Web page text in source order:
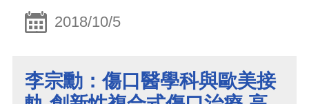
2018/10/5
李宗勳：傷口醫學科與歐美接